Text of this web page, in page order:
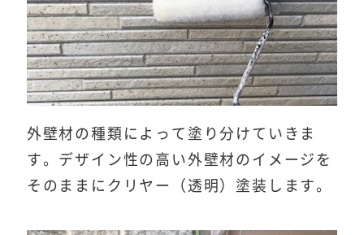
外壁材の種類によって塗り分けていきま
す。デザイン性の高い外壁材のイメージを
そのままにクリヤー（透明）塗装します。